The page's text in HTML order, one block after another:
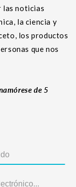
las noticias
la ciencia y
los productos
que nos
de 5